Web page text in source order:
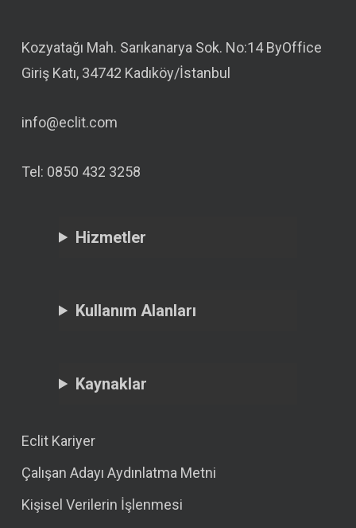
Kozyatağı Mah. Sarıkanarya Sok. No:14 ByOffice
Giriş Katı, 34742 Kadıköy/İstanbul
info@eclit.com
Tel: 0850 432 3258
Hizmetler
Kullanım Alanları
Kaynaklar
Eclit Kariyer
Çalışan Adayı Aydınlatma Metni
Kişisel Verilerin İşlenmesi